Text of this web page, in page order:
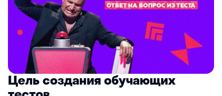
Цель создания обучающих